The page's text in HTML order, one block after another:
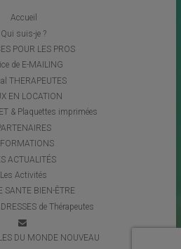
Accueil
Qui suis-je ?
POUR LES PROS
de E-MAILING
THERAPEUTES
EN LOCATION
& Plaquettes imprimées
FORMATIONS
ACTUALITÉS
Les Activités
SANTE BIEN-ÊTRE
de Thérapeutes
DU MONDE NOUVEAU